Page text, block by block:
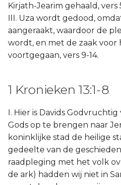
Kirjath-Jearim gehaald, vers
III. Uza wordt gedood,
aangeraakt, waardoor de
wordt, en met de zaak
voortgegaan, vers 9-14.
1 Kronieken 13:1-8
I. Hier is Davids
Gods op te brengen naar
koninklijke stad de heilige
gedeelte van de
raadpleging met het volk
de ark) hadden wij niet in